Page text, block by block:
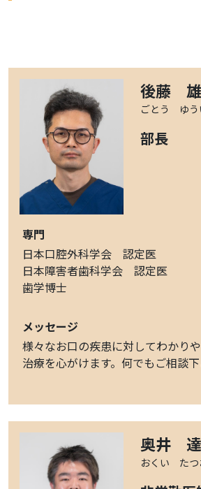
後藤
ごとう ゆう
部長
専門
日本口腔外科学会 認定医
日本障害者歯科学会 認定医
歯学博士
メッセージ
様々なお口の疾患に対してわかり
治療を心がけます。何でもご相談下
奥井
おくい たつ